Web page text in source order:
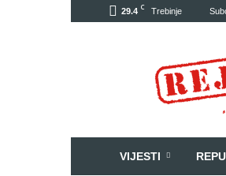
29.4 C Trebinje
VIJESTI